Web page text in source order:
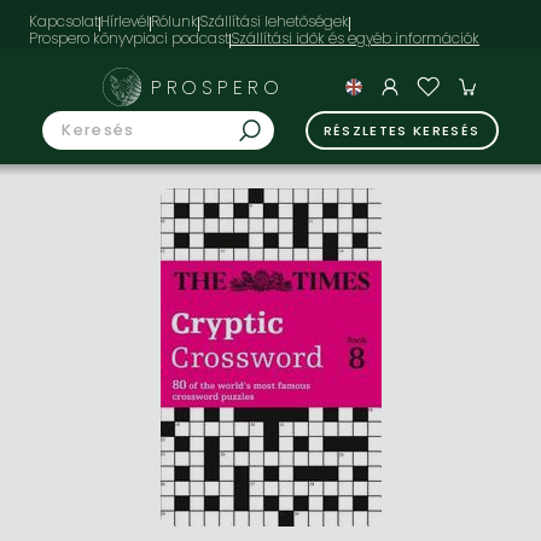
KapcsolatHírlevélRólunkSzállítási lehetőségek
Prospero könyvpiaci podcast
PROSPERO
RÉSZLETES KERESÉS